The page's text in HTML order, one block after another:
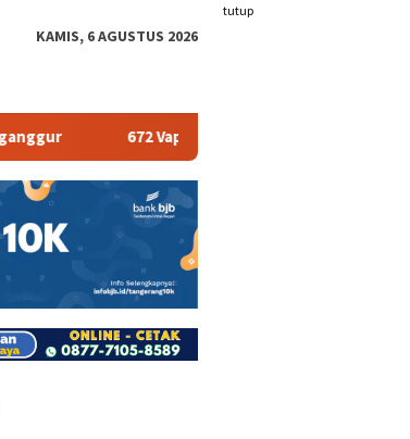
tutup
KAMIS, 6 AGUSTUS 2026
672 Vape Store Terancam Tutup